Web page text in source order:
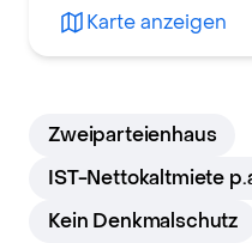
Karte anzeigen
Zweiparteienhaus
IST-Nettokaltmiete
Kein Denkmalschutz